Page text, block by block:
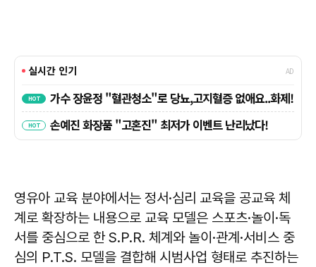
영유아 교육 분야에서는 정서·심리 교육을 공교육 체
계로 확장하는 내용으로 교육 모델은 스포츠·놀이·독
서를 중심으로 한 S.P.R. 체계와 놀이·관계·서비스 중
심의 P.T.S. 모델을 결합해 시범사업 형태로 추진하는